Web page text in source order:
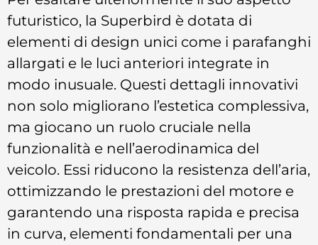
futuristico, la Superbird è dotata di
elementi di design unici come i parafanghi
allargati e le luci anteriori integrate in
modo inusuale. Questi dettagli innovativi
non solo migliorano l’estetica complessiva,
ma giocano un ruolo cruciale nella
funzionalità e nell’aerodinamica del
veicolo. Essi riducono la resistenza dell’aria,
ottimizzando le prestazioni del motore e
garantendo una risposta rapida e precisa
in curva, elementi fondamentali per una